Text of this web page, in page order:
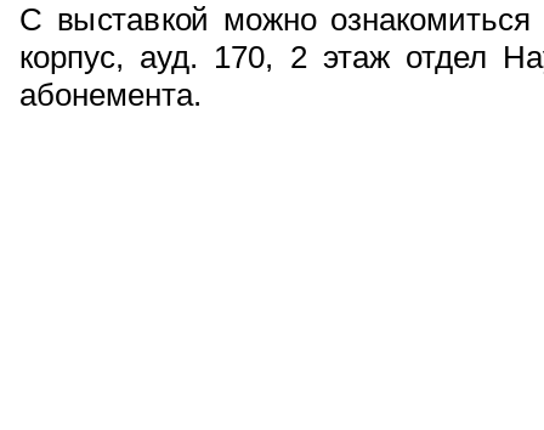
С выставкой можно ознакомиться
корпус, ауд. 170, 2 этаж отдел
абонемента.